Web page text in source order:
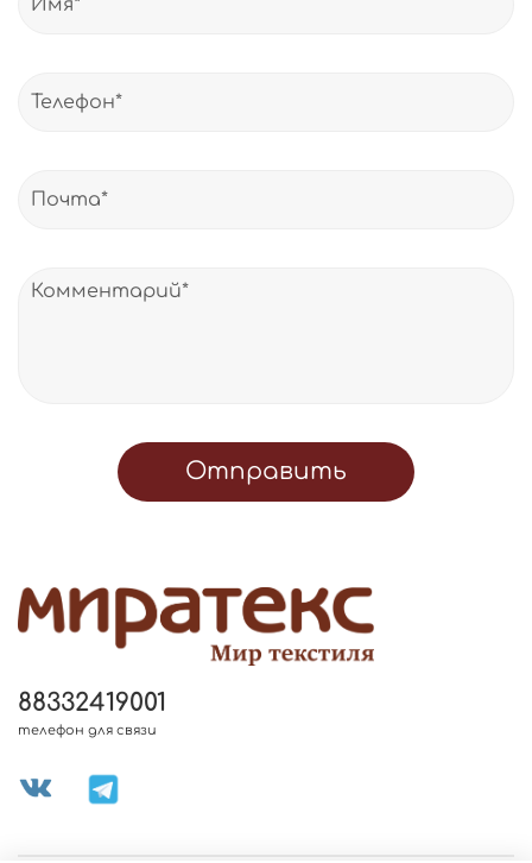
Отправить
88332419001
телефон для связи